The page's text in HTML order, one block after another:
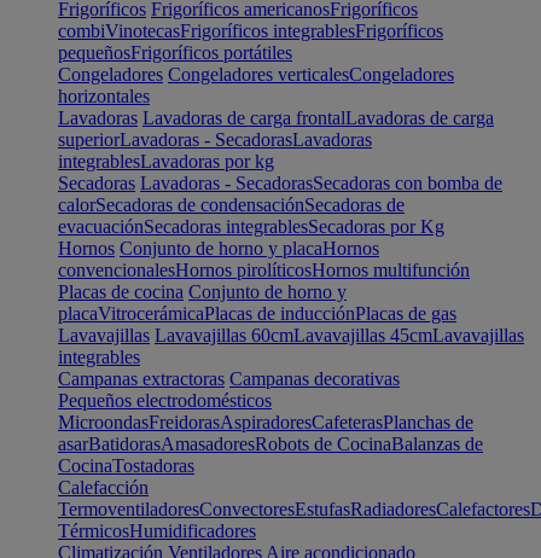
Frigoríficos Frigoríficos americanosFrigoríficos
combiVinotecasFrigoríficos integrablesFrigoríficos
pequeñosFrigoríficos portátiles
Congeladores Congeladores verticalesCongeladores
horizontales
Lavadoras Lavadoras de carga frontalLavadoras de carga
superiorLavadoras - SecadorasLavadoras
integrablesLavadoras por kg
Secadoras Lavadoras - SecadorasSecadoras con bomba de
calorSecadoras de condensaciónSecadoras de
evacuaciónSecadoras integrablesSecadoras por Kg
Hornos Conjunto de horno y placaHornos
convencionalesHornos pirolíticosHornos multifunción
Placas de cocina Conjunto de horno y
placaVitrocerámicaPlacas de inducciónPlacas de gas
Lavavajillas Lavavajillas 60cmLavavajillas 45cmLavavajillas
integrables
Campanas extractoras Campanas decorativas
Pequeños electrodomésticos
MicroondasFreidorasAspiradoresCafeterasPlanchas de
asarBatidorasAmasadoresRobots de CocinaBalanzas de
CocinaTostadoras
Calefacción
TermoventiladoresConvectoresEstufasRadiadoresCalefactores
TérmicosHumidificadores
Climatización Ventiladores Aire acondicionado